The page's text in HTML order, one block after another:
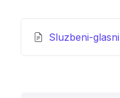
Sluzbeni-